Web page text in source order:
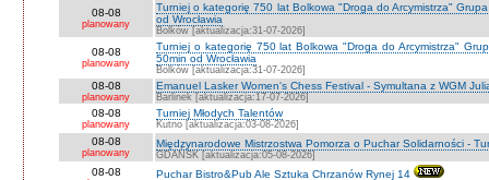
08-08
planowany
Turniej o kategorię 750 lat Bolkowa "Droga do Arcymistrza"
od Wrocławia
Bolków [aktualizacja:31-07-2026]
08-08
planowany
Turniej o kategorię 750 lat Bolkowa "Droga do Arcymistrza"
50min od Wrocławia
Bolków [aktualizacja:31-07-2026]
08-08
planowany
Emanuel Lasker Women's Chess Festival - Symultana z WGM
Barlinek [aktualizacja:17-07-2026]
08-08
planowany
Turniej Młodych Talentów
Kutno [aktualizacja:03-08-2026]
08-08
planowany
Międzynarodowe Mistrzostwa Pomorza o Puchar Solidarności -
GDAŃSK [aktualizacja:05-08-2026]
08-08 Puchar Bistro&Pub Ale Sztuka Chrzanów Rynej 14